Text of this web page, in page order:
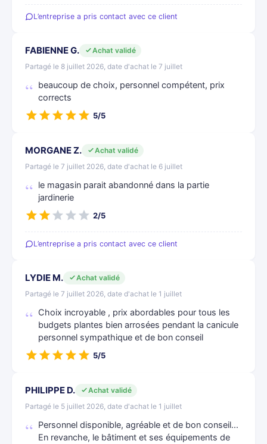
L’entreprise a pris contact avec ce client
FABIENNE G.
Achat validé
Partagé le 8 juillet 2026, date d'achat le 7 juillet
beaucoup de choix, personnel compétent, prix
corrects
5/5
MORGANE Z.
Achat validé
Partagé le 7 juillet 2026, date d'achat le 6 juillet
le magasin parait abandonné dans la partie
jardinerie
2/5
L’entreprise a pris contact avec ce client
LYDIE M.
Achat validé
Partagé le 7 juillet 2026, date d'achat le 1 juillet
Choix incroyable , prix abordables pour tous les
budgets plantes bien arrosées pendant la canicule
personnel sympathique et de bon conseil
5/5
PHILIPPE D.
Achat validé
Partagé le 5 juillet 2026, date d'achat le 1 juillet
Personnel disponible, agréable et de bon conseil...
En revanche, le bâtiment et ses équipements de